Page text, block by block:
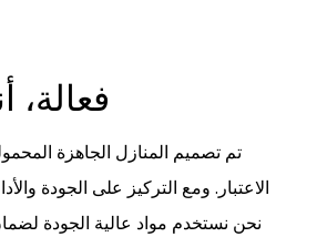
تم تصميم المنازل الجاهزة
الاعتبار. ومع التركيز على الجودة
نحن نستخدم مواد عالية الجودة